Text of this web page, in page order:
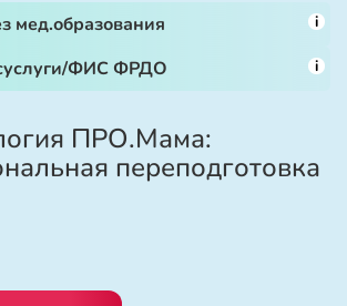
мед.образования i
ФИС ФРДО i
ПРО.Мама:
переподготовка